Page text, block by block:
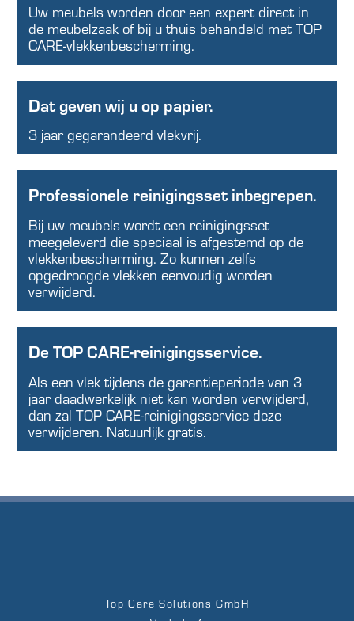
Uw meubels worden door een expert direct in
de meubelzaak of bij u thuis behandeld met TOP
CARE-vlekkenbescherming.
Dat geven wij u op papier.
3 jaar gegarandeerd vlekvrij.
Professionele reinigingsset inbegrepen.
Bij uw meubels wordt een reinigingsset
meegeleverd die speciaal is afgestemd op de
vlekkenbescherming. Zo kunnen zelfs
opgedroogde vlekken eenvoudig worden
verwijderd.
De TOP CARE-reinigingsservice.
Als een vlek tijdens de garantieperiode van 3
jaar daadwerkelijk niet kan worden verwijderd,
dan zal TOP CARE-reinigingsservice deze
verwijderen. Natuurlijk gratis.
Top Care Solutions GmbH